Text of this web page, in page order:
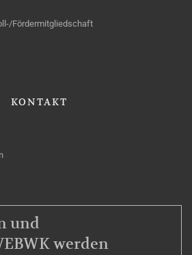
Fördermitgliedschaft
KONTAKT
und
werden